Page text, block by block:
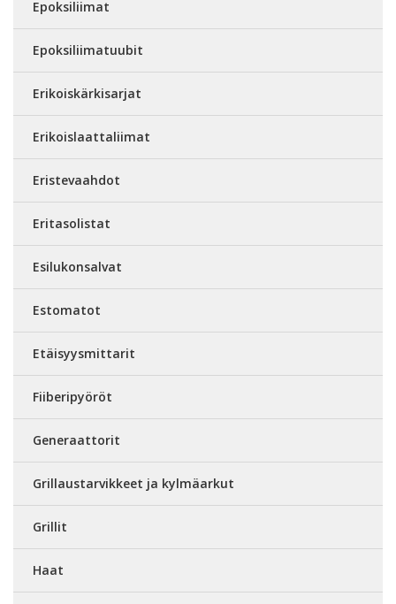
Epoksiliimat
Epoksiliimatuubit
Erikoiskärkisarjat
Erikoislaattaliimat
Eristevaahdot
Eritasolistat
Esilukonsalvat
Estomatot
Etäisyysmittarit
Fiiberipyöröt
Generaattorit
Grillaustarvikkeet ja kylmäarkut
Grillit
Haat